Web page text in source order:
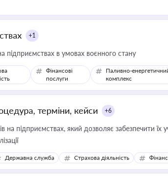
+1
підприємствах в умовах воєнного стану
Фінансові
послуги
Паливно-
комплекс
терміни, кейси +6
на підприємствах, який дозволяє забезпечити їх
Державна служба Страхова діяльність